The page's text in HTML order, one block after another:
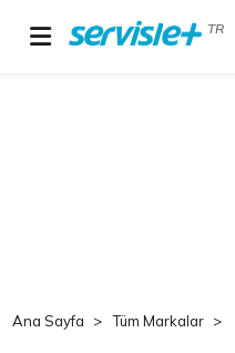
TR
Ana Sayfa Tüm Markalar